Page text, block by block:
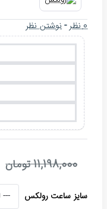
0 نظر -نوشتن نظر
11,198,000 تومان
سایز ساعت رولکس